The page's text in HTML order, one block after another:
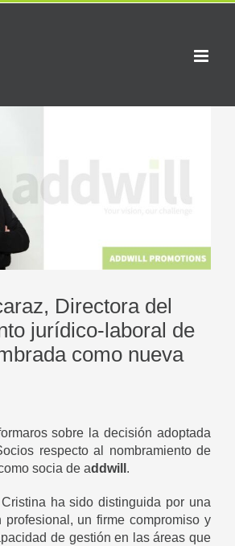
Directora del
jurídico-laboral de
como nueva
sobre la decisión adoptada
respecto al nombramiento de
socia de addwill .
ha sido distinguida por una
profesional, un firme compromiso y
de gestión en las áreas que